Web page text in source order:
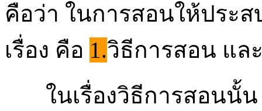
คือว่า ในการสอนให้ประ
เรื่อง คือ 1.วิธีการสอน แล
ในเรื่องวิธีการสอนนั้น